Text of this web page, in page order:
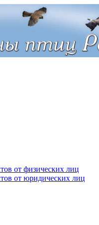
от физических лиц
от юридических лиц